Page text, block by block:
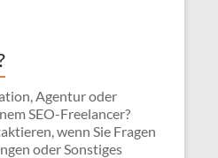
Agentur oder
SEO-Freelancer?
wenn Sie Fragen
oder Sonstiges